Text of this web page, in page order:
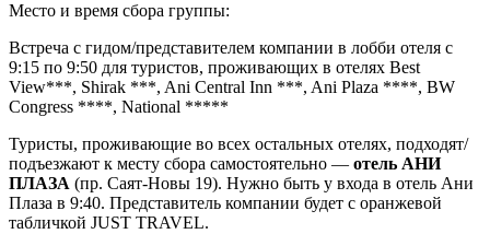
Место и время сбора группы:
Встреча с гидом/представителем компании в лобби отеля с
9:15 по 9:50 для туристов, проживающих в отелях Best
View***, Shirak ***, Ani Central Inn ***, Ani Plaza ****, BW
Congress ****, National *****
Туристы, проживающие во всех остальных отелях, подходят/
подъезжают к месту сбора самостоятельно — отель АНИ
ПЛАЗА (пр. Саят-Новы 19). Нужно быть у входа в отель Ани
Плаза в 9:40. Представитель компании будет с оранжевой
табличкой JUST TRAVEL.